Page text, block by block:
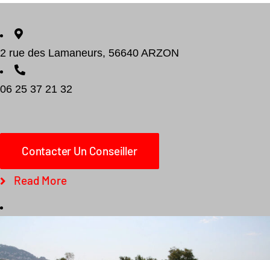
2 rue des Lamaneurs, 56640 ARZON
06 25 37 21 32
Contacter Un Conseiller
Read More